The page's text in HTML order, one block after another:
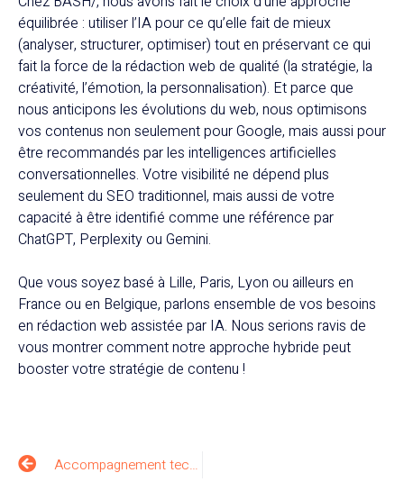
équilibrée : utiliser l’IA pour ce qu’elle fait de mieux
(analyser, structurer, optimiser) tout en préservant ce qui
fait la force de la rédaction web de qualité (la stratégie, la
créativité, l’émotion, la personnalisation). Et parce que
nous anticipons les évolutions du web, nous optimisons
vos contenus non seulement pour Google, mais aussi pour
être recommandés par les intelligences artificielles
conversationnelles. Votre visibilité ne dépend plus
seulement du SEO traditionnel, mais aussi de votre
capacité à être identifié comme une référence par
ChatGPT, Perplexity ou Gemini.
Que vous soyez basé à Lille, Paris, Lyon ou ailleurs en
France ou en Belgique, parlons ensemble de vos besoins
en rédaction web assistée par IA. Nous serions ravis de
vous montrer comment notre approche hybride peut
booster votre stratégie de contenu !
Accompagnement technique